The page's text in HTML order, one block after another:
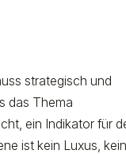
strategisch und
das Thema
ein Indikator für
ist kein Luxus,